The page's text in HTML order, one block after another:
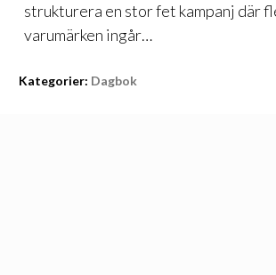
strukturera en stor fet kampanj där
varumärken ingår…
Kategorier: Dagbok